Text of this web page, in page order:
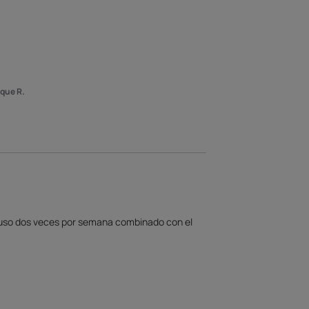
R.
dos veces por semana combinado con el